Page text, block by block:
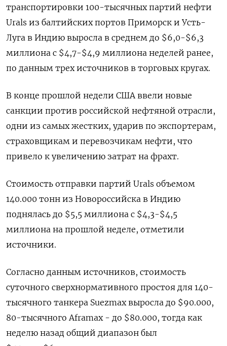
транспортировки 100-тысячных партий нефти
Urals из балтийских портов Приморск и Усть-
Луга в Индию выросла в среднем до $6,0-$6,3
миллиона с $4,7-$4,9 миллиона неделей ранее,
по данным трех источников в торговых кругах.
В конце прошлой недели США ввели новые
санкции против российской нефтяной отрасли,
одни из самых жестких, ударив по экспортерам,
страховщикам и перевозчикам нефти, что
привело к увеличению затрат на фрахт.
Стоимость отправки партий Urals объемом
140.000 тонн из Новороссийска в Индию
поднялась до $5,5 миллиона с $4,3-$4,5
миллиона на прошлой неделе, отметили
источники.
Cогласно данным источников, стоимость
cуточного сверхнормативного простоя для 140-
тысячного танкера Suezmax выросла до $90.000,
80-тысячного Aframax - до $80.000, тогда как
неделю назад общий диапазон был